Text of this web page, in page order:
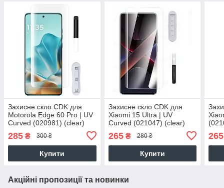
Захисне скло CDK для
Motorola Edge 60 Pro | UV
Curved (020981) (clear)
285 ₴ 300 ₴
Купити
Захисне скло CDK для
Xiaomi 15 Ultra | UV
Curved (021047) (clear)
265₴ 280 ₴
Купити
265
Акційні пропозиції та новинки